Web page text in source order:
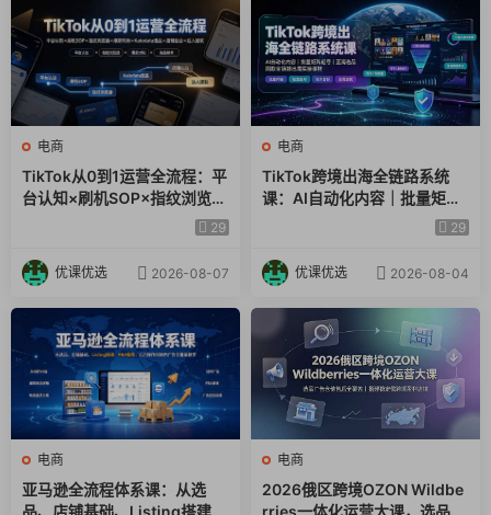
电商
TikTok从0到1运营全流程：平
台认知×刷机SOP×指纹浏览器
×爆款对标×Kalodata选品×店
29
优课优选 2026-08-07
电商
TikTok跨境出海全链路系统
课：AI自动化内容｜批量矩阵
起号｜蓝海选品回款全链路出
29
优课优选 2026-08-04
电商
亚马逊全流程体系课：从选
品、店铺基础、Listing搭建、
电商
2026俄区跨境OZON Wildbe
rries一体化运营大课，选品广